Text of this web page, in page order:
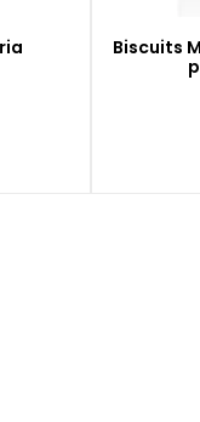
Biscuits